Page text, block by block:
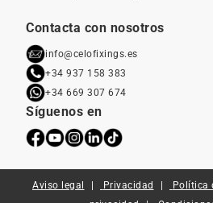
Contacta con nosotros
info@celofixings.es
+34 937 158 383
+34 669 307 674
Síguenos en
Aviso legal Privacidad Política